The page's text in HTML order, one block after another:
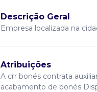
Descrição Geral
Empresa localizada na
Atribuições
A crr bonés contrata
acabamento de bonés